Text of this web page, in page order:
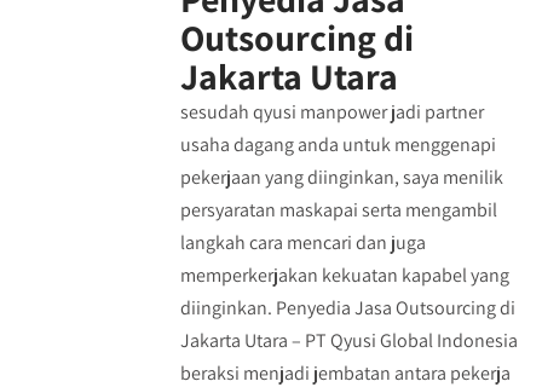
Outsourcing di
Jakarta Utara
sesudah qyusi manpower jadi partner
usaha dagang anda untuk menggenapi
pekerjaan yang diinginkan, saya menilik
persyaratan maskapai serta mengambil
langkah cara mencari dan juga
memperkerjakan kekuatan kapabel yang
diinginkan. Penyedia Jasa Outsourcing di
Jakarta Utara – PT Qyusi Global Indonesia
beraksi menjadi jembatan antara pekerja